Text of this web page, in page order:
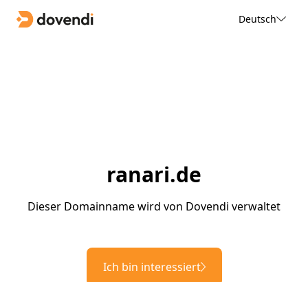
Deutsch
ranari.de
Dieser Domainname wird von Dovendi verwaltet
Ich bin interessiert